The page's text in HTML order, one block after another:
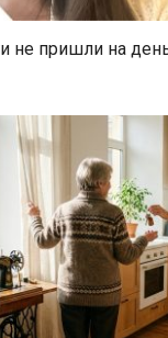
не пришли на